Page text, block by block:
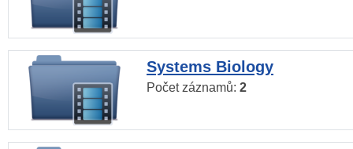
Systems Biology
Počet záznamů: 2